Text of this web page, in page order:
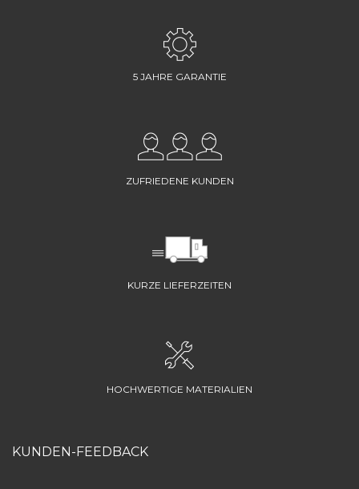
5 JAHRE GARANTIE
ZUFRIEDENE KUNDEN
KURZE LIEFERZEITEN
HOCHWERTIGE MATERIALIEN
KUNDEN-FEEDBACK